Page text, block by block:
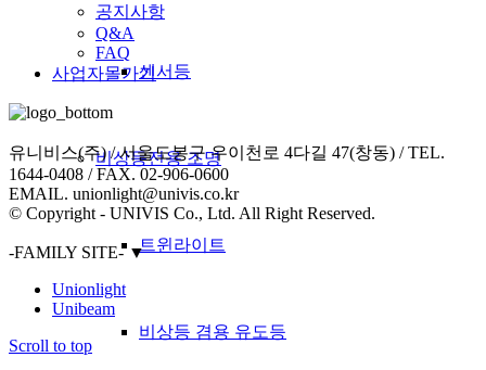
센서등
비상등전용 조명
트윈라이트
비상등 겸용 유도등
공지사항
Q&A
FAQ
사업자몰가기
유니비스(주) / 서울도봉구 우이천로 4다길 47(창동) / TEL.
1644-0408 / FAX. 02-906-0600
EMAIL. unionlight@univis.co.kr
© Copyright - UNIVIS Co., Ltd. All Right Reserved.
-FAMILY SITE- ▼
Unionlight
Unibeam
Scroll to top